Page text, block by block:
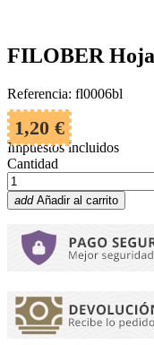
FILOBER
Referencia: fl0006bl
1,20 €
Impuestos incluidos
Cantidad
add Añadir al carrito